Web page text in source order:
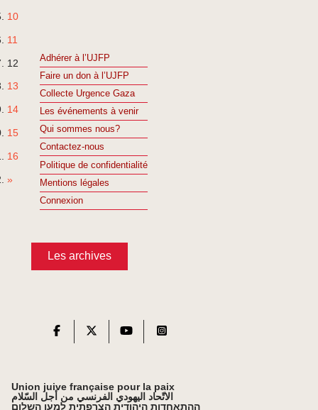
10
11
12
13
14
15
16
»
Adhérer à l’UJFP
Faire un don à l’UJFP
Collecte Urgence Gaza
Les événements à venir
Qui sommes nous?
Contactez-nous
Politique de confidentialité
Mentions légales
Connexion
Les archives
Union juive française pour la paix
الاتّحاد اليهودي الفرنسي من أجل السّلام
ההתאחדות היהודית הצרפתית למען השלום